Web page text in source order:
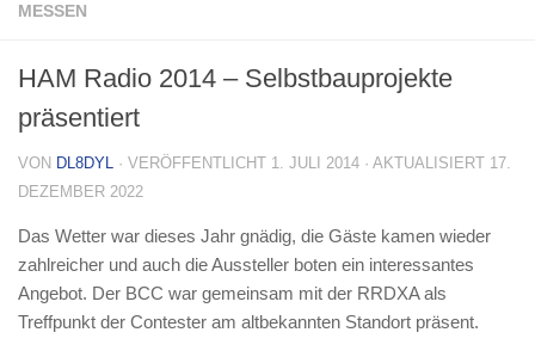
MESSEN
HAM Radio 2014 – Selbstbauprojekte
präsentiert
VON DL8DYL · VERÖFFENTLICHT 1. JULI 2014 · AKTUALISIERT 17.
DEZEMBER 2022
Das Wetter war dieses Jahr gnädig, die Gäste kamen wieder
zahlreicher und auch die Aussteller boten ein interessantes
Angebot. Der BCC war gemeinsam mit der RRDXA als
Treffpunkt der Contester am altbekannten Standort präsent.